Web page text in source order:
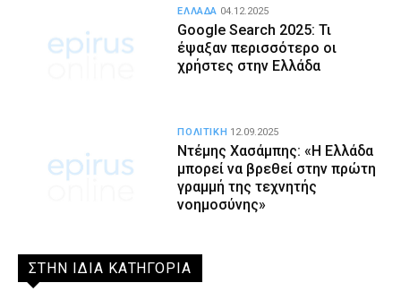
Google Search 2025: Τι
έψαξαν περισσότερο οι
χρήστες στην Ελλάδα
ΕΛΛΑΔΑ 04.12.2025
Ντέμης Χασάμπης: «Η Ελλάδα
μπορεί να βρεθεί στην πρώτη
γραμμή της τεχνητής
νοημοσύνης»
ΠΟΛΙΤΙΚΗ 12.09.2025
ΣΤΗΝ ΙΔΙΑ ΚΑΤΗΓΟΡΙΑ